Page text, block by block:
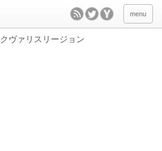
menu
クヴァリスリージョン